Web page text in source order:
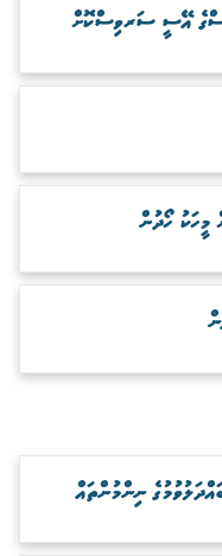
އޭސީ ސަރވިސްކޮށް
ހޯދުން